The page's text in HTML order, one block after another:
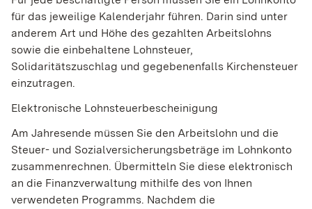
für das jeweilige Kalenderjahr führen. Darin sind unter
anderem Art und Höhe des gezahlten Arbeitslohns
sowie die einbehaltene Lohnsteuer,
Solidaritätszuschlag und gegebenenfalls Kirchensteuer
einzutragen.
Elektronische Lohnsteuerbescheinigung
Am Jahresende müssen Sie den Arbeitslohn und die
Steuer- und Sozialversicherungsbeträge im Lohnkonto
zusammenrechnen. Übermitteln Sie diese elektronisch
an die Finanzverwaltung mithilfe des von Ihnen
verwendeten Programms. Nachdem die